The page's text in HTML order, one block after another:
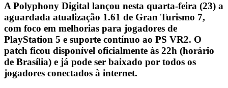
A Polyphony Digital lançou nesta quarta-feira (23) a
aguardada atualização 1.61 de Gran Turismo 7,
com foco em melhorias para jogadores de
PlayStation 5 e suporte contínuo ao PS VR2. O
patch ficou disponível oficialmente às 22h (horário
de Brasília) e já pode ser baixado por todos os
jogadores conectados à internet.